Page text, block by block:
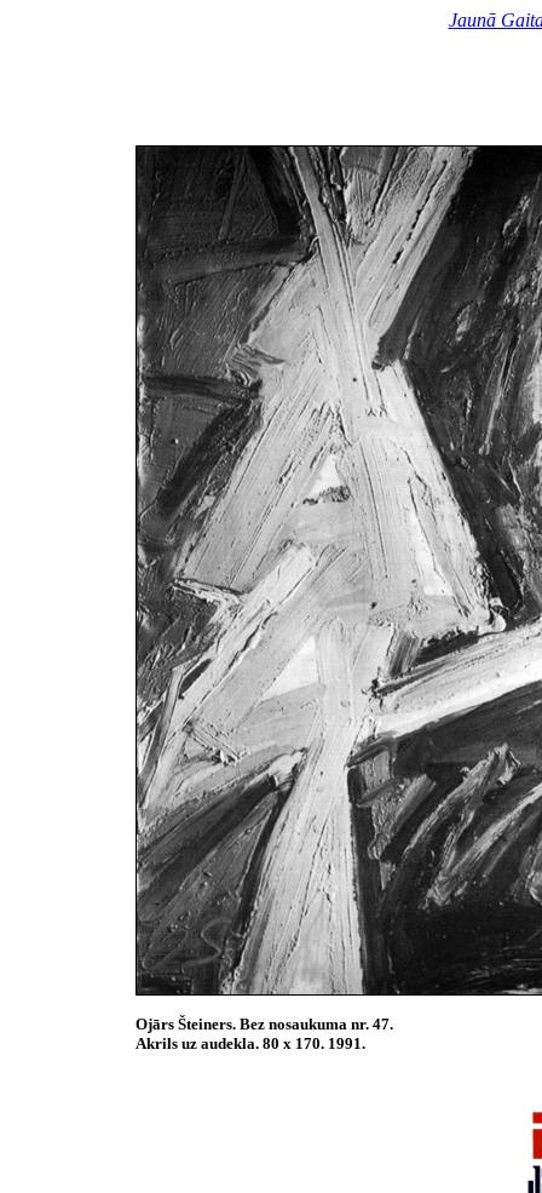
Jaunā
Ojārs Šteiners. Bez nosaukuma nr. 47.
Akrils uz audekla. 80 x 170. 1991.